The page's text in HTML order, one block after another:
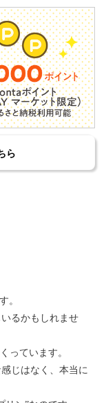
ら
。
るかもしれませ
っています。
じはなく、本当に